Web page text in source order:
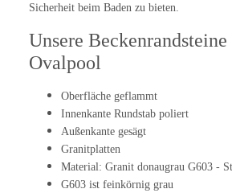
Sicherheit beim Baden zu bieten.
Unsere
Ovalpool
Oberfläche geflammt
Innenkante Rundstab poliert
Außenkante gesägt
Granitplatten
Material: Granit donaugrau G603 -
G603 ist feinkörnig grau